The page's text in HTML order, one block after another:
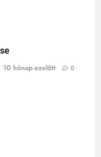
10 hónap ezelőtt 0